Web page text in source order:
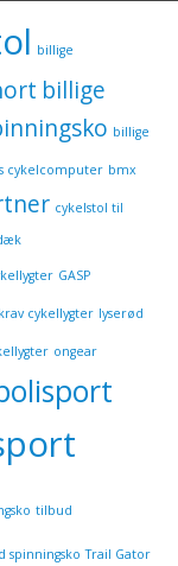
billige
billige
billige
cykelcomputer bmx
cykelstol til
GASP
cykellygter lyserød
ongear
tilbud
spinningsko Trail Gator